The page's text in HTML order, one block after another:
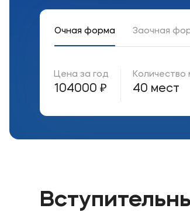
+7 (8442) 49-71-33
Очная форма Заочная
Цена за год
104000 ₽ 40 мест